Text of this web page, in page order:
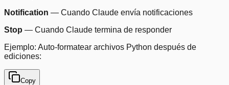
Notification — Cuando Claude envía notificaciones
Stop — Cuando Claude termina de responder
Ejemplo: Auto-formatear archivos Python después de
ediciones:
Copy